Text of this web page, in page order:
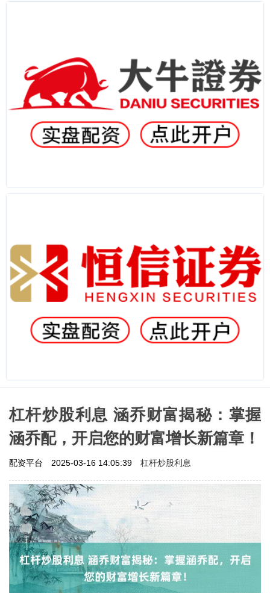
杠杆炒股利息 涵乔财富揭秘：掌握
涵乔配，开启您的财富增长新篇章！
配资平台 2025-03-16 14:05:39 杠杆炒股利息